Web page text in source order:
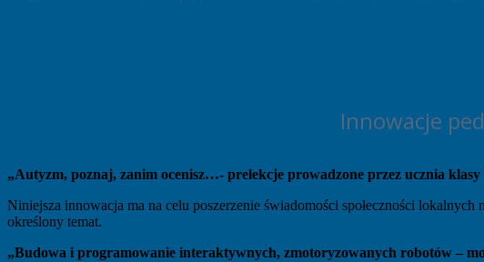
Innowacje
„Autyzm, poznaj, zanim ocenisz…- prelekcje prowadzone przez ucznia
Niniejsza innowacja ma na celu poszerzenie świadomości społeczności
określony temat.
„Budowa i programowanie interaktywnych, zmotoryzowanych robotów –